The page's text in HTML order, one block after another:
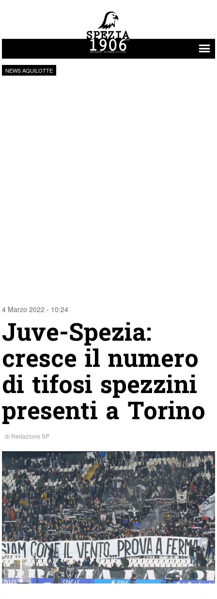
Vai al contenuto
NEWS AQUILOTTE
4 Marzo 2022 - 10:24
Juve-Spezia:
cresce il numero
di tifosi spezzini
presenti a Torino
di Redazione SP